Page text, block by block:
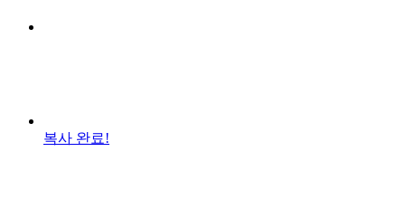
복사 완료!